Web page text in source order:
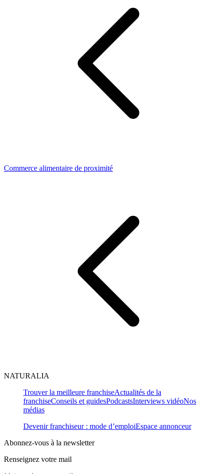
Commerce alimentaire de proximité
NATURALIA
Trouver la meilleure franchiseActualités de la
franchiseConseils et guidesPodcastsInterviews vidéoNos
médias
Devenir franchiseur : mode d’emploiEspace annonceur
Abonnez-vous à la newsletter
Renseignez votre mail